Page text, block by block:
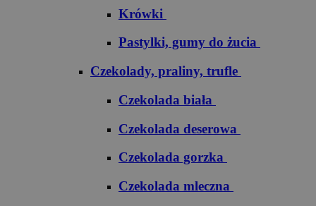
Krówki
Pastylki, gumy do żucia
Czekolady, praliny, trufle
Czekolada biała
Czekolada deserowa
Czekolada gorzka
Czekolada mleczna